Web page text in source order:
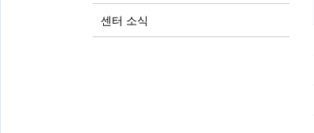
센터 소식